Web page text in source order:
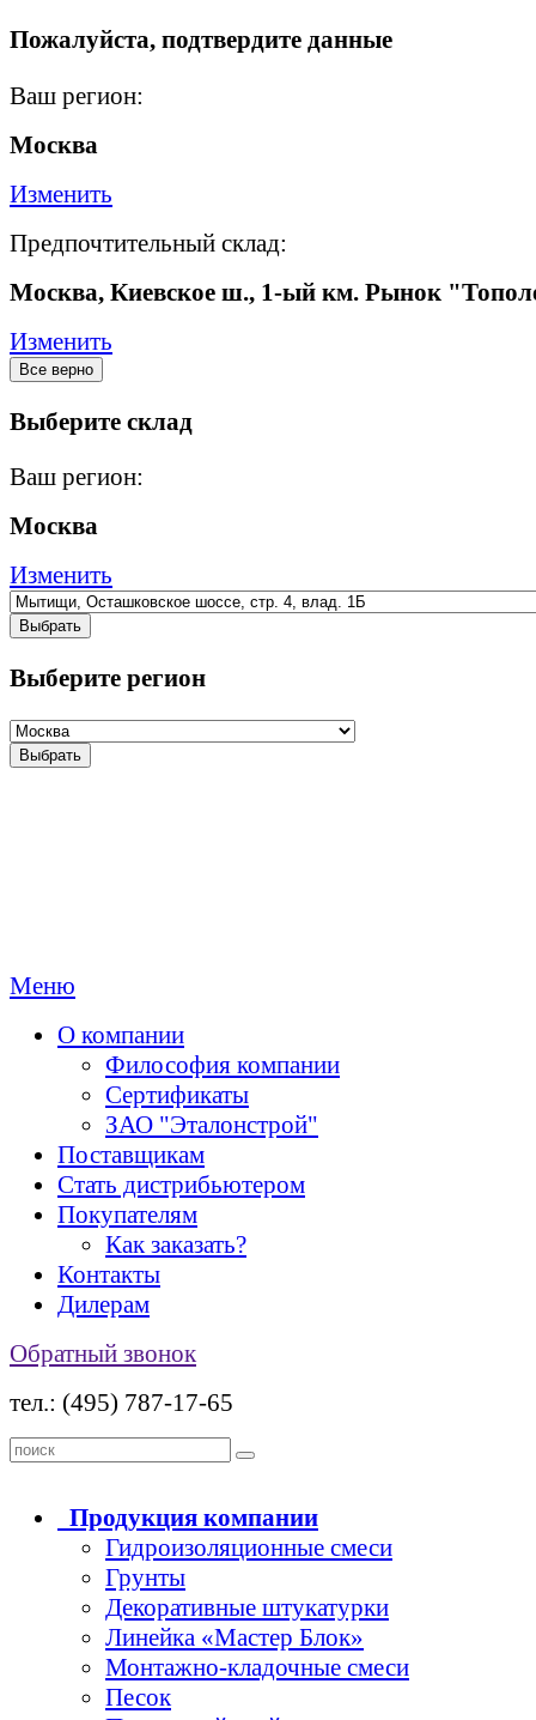
Пожалуйста, подтвердите данные
Ваш регион:
Москва
Изменить
Предпочтительный склад:
Москва, Киевское ш., 1-ый км. Рынок
Изменить
Все верно
Выберите склад
Ваш регион:
Москва
Изменить
Выбрать
Выберите регион
Выбрать
Меню
О компании
Философия компании
Сертификаты
ЗАО "Эталонстрой"
Поставщикам
Стать дистрибьютером
Покупателям
Как заказать?
Контакты
Дилерам
Обратный звонок
тел.: (495) 787-17-65
Продукция компании
Гидроизоляционные смеси
Грунты
Декоративные штукатурки
Линейка «Мастер Блок»
Монтажно-кладочные смеси
Песок